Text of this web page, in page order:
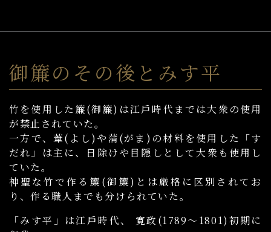
御簾のその後とみす平
竹を使用した簾(御簾)は江戶時代までは大衆の使用
が禁止されていた。
一方で、葦(よし)や蒲(がま)の材料を使用した「す
だれ」は主に、日除けや目隠しとして大衆も使用し
ていた。
神聖な竹で作る簾(御簾)とは厳格に区別されてお
り、作る職人までも分けられていた。
「みす平」は江戶時代、 寛政(1789〜1801)初期に